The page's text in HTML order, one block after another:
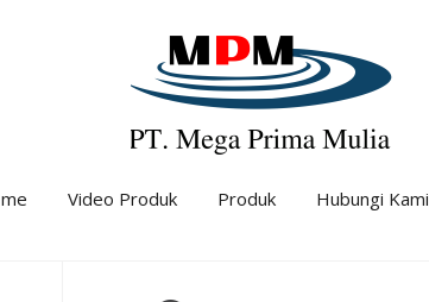
Video Produk Produk Hubungi Kami